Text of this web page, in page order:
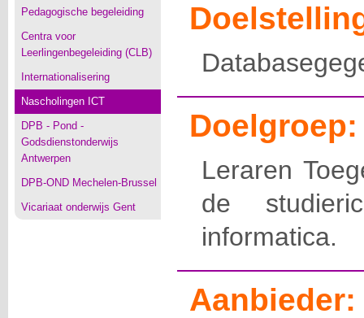
Pedagogische begeleiding
Centra voor
Leerlingenbegeleiding (CLB)
Internationalisering
Nascholingen ICT
DPB - Pond -
Godsdienstonderwijs
Antwerpen
DPB-OND Mechelen-Brussel
Vicariaat onderwijs Gent
Doelgroep:
Leraren
de
informatica.
Aanbieder: